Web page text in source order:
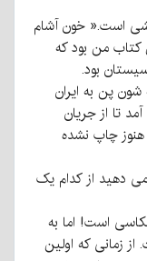
است.« خون آشام
کتاب من بود که
بود.
پن به ایران
در سال ۸۴به ایران آمد تا از جریان
چاپ نشده
می دهید از کدام یک
است! اما به
زمانی که اولین